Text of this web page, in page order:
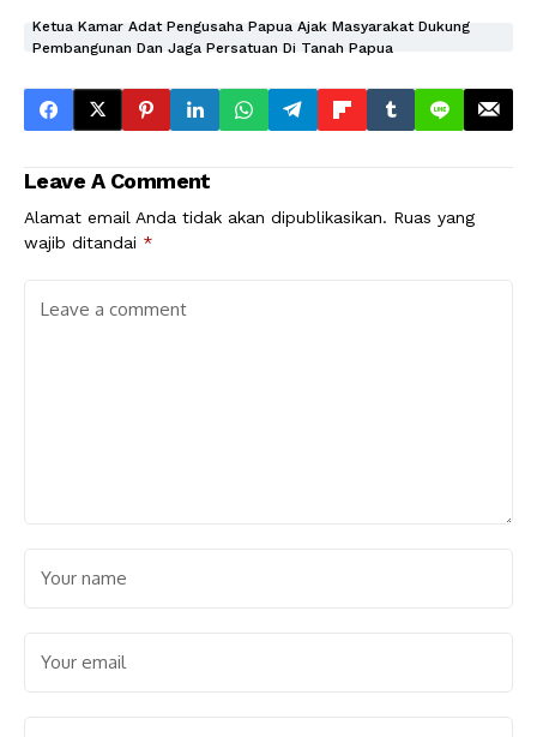
Ketua Kamar Adat Pengusaha Papua Ajak Masyarakat Dukung
Pembangunan Dan Jaga Persatuan Di Tanah Papua
Leave A Comment
Alamat email Anda tidak akan dipublikasikan. Ruas yang
wajib ditandai *